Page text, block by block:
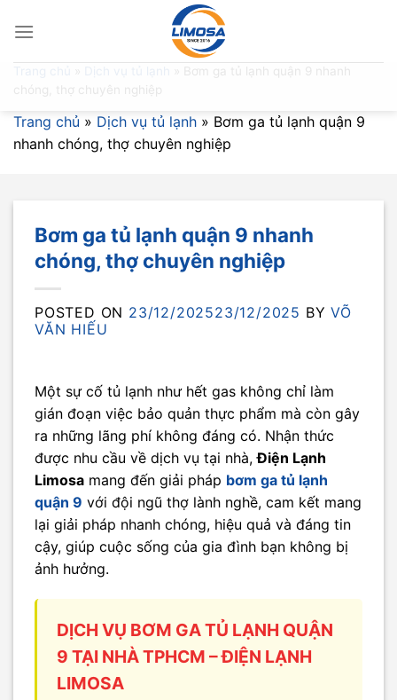
Bơm ga tủ lạnh quận 9 nhanh
chóng, thợ chuyên nghiệp
Trang chủ » Dịch vụ tủ lạnh » Bơm ga tủ lạnh quận 9
nhanh chóng, thợ chuyên nghiệp
Bơm ga tủ lạnh quận 9 nhanh
chóng, thợ chuyên nghiệp
POSTED ON 23/12/202523/12/2025 BYVÕ
VĂN HIẾU
Một sự cố tủ lạnh như hết gas không chỉ làm
gián đoạn việc bảo quản thực phẩm mà còn gây
ra những lãng phí không đáng có. Nhận thức
được nhu cầu về dịch vụ tại nhà,Điện Lạnh
Limosa mang đến giải pháp bơm ga tủ lạnh
quận 9 với đội ngũ thợ lành nghề, cam kết mang
lại giải pháp nhanh chóng, hiệu quả và đáng tin
cậy, giúp cuộc sống của gia đình bạn không bị
ảnh hưởng.
DỊCH VỤ BƠM GA TỦ LẠNH QUẬN
9 TẠI NHÀ TPHCM – ĐIỆN LẠNH
LIMOSA